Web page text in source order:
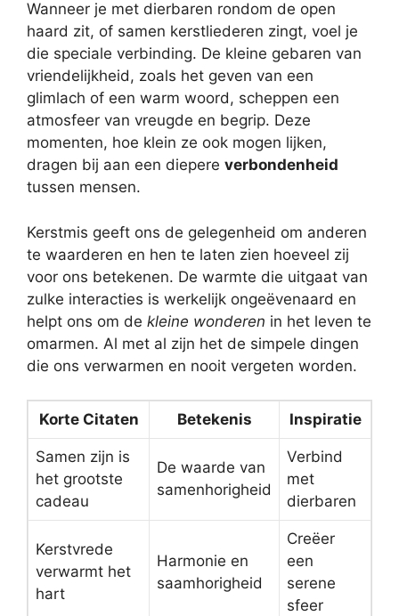
Wanneer je met dierbaren rondom de open
haard zit, of samen kerstliederen zingt, voel je
die speciale verbinding. De kleine gebaren van
vriendelijkheid, zoals het geven van een
glimlach of een warm woord, scheppen een
atmosfeer van vreugde en begrip. Deze
momenten, hoe klein ze ook mogen lijken,
dragen bij aan een diepere verbondenheid
tussen mensen.
Kerstmis geeft ons de gelegenheid om anderen
te waarderen en hen te laten zien hoeveel zij
voor ons betekenen. De warmte die uitgaat van
zulke interacties is werkelijk ongeëvenaard en
helpt ons om de kleine wonderen in het leven te
omarmen. Al met al zijn het de simpele dingen
die ons verwarmen en nooit vergeten worden.
Korte Citaten Betekenis Inspiratie
Samen zijn is
het grootste
cadeau
De waarde van
samenhorigheid
Verbind
met
dierbaren
Kerstvrede
verwarmt het
hart
Harmonie en
saamhorigheid
Creëer
een
serene
sfeer